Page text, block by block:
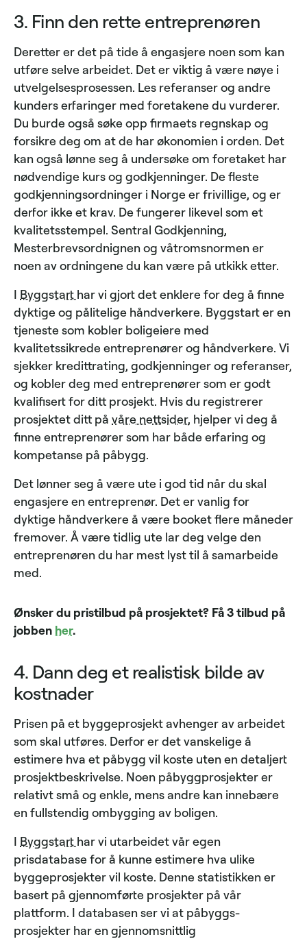
3. Finn den rette entreprenøren
Deretter er det på tide å engasjere noen som kan
utføre selve arbeidet. Det er viktig å være nøye i
utvelgelsesprosessen. Les referanser og andre
kunders erfaringer med foretakene du vurderer.
Du burde også søke opp firmaets regnskap og
forsikre deg om at de har økonomien i orden. Det
kan også lønne seg å undersøke om foretaket har
nødvendige kurs og godkjenninger. De fleste
godkjenningsordninger i Norge er frivillige, og er
derfor ikke et krav. De fungerer likevel som et
kvalitetsstempel. Sentral Godkjenning,
Mesterbrevsordnignen og våtromsnormen er
noen av ordningene du kan være på utkikk etter.
I Byggstart har vi gjort det enklere for deg å finne
dyktige og pålitelige håndverkere. Byggstart er en
tjeneste som kobler boligeiere med
kvalitetssikrede entreprenører og håndverkere. Vi
sjekker kredittrating, godkjenninger og referanser,
og kobler deg med entreprenører som er godt
kvalifisert for ditt prosjekt. Hvis du registrerer
prosjektet ditt på våre nettsider, hjelper vi deg å
finne entreprenører som har både erfaring og
kompetanse på påbygg.
Det lønner seg å være ute i god tid når du skal
engasjere en entreprenør. Det er vanlig for
dyktige håndverkere å være booket flere måneder
fremover. Å være tidlig ute lar deg velge den
entreprenøren du har mest lyst til å samarbeide
med.
Ønsker du pristilbud på prosjektet? Få 3 tilbud på
jobben her.
4. Dann deg et realistisk bilde av
kostnader
Prisen på et byggeprosjekt avhenger av arbeidet
som skal utføres. Derfor er det vanskelige å
estimere hva et påbygg vil koste uten en detaljert
prosjektbeskrivelse. Noen påbyggprosjekter er
relativt små og enkle, mens andre kan innebære
en fullstendig ombygging av boligen.
I Byggstart har vi utarbeidet vår egen
prisdatabase for å kunne estimere hva ulike
byggeprosjekter vil koste. Denne statistikken er
basert på gjennomførte prosjekter på vår
plattform. I databasen ser vi at påbyggs-
prosjekter har en gjennomsnittlig